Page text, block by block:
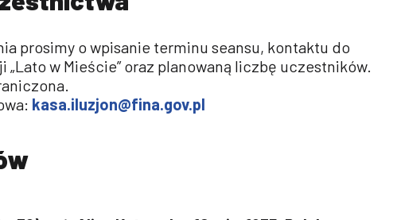
prosimy o wpisanie terminu seansu, kontaktu do
„Lato w Mieście” oraz planowaną liczbę uczestników.
kasa.iluzjon@fina.gov.pl